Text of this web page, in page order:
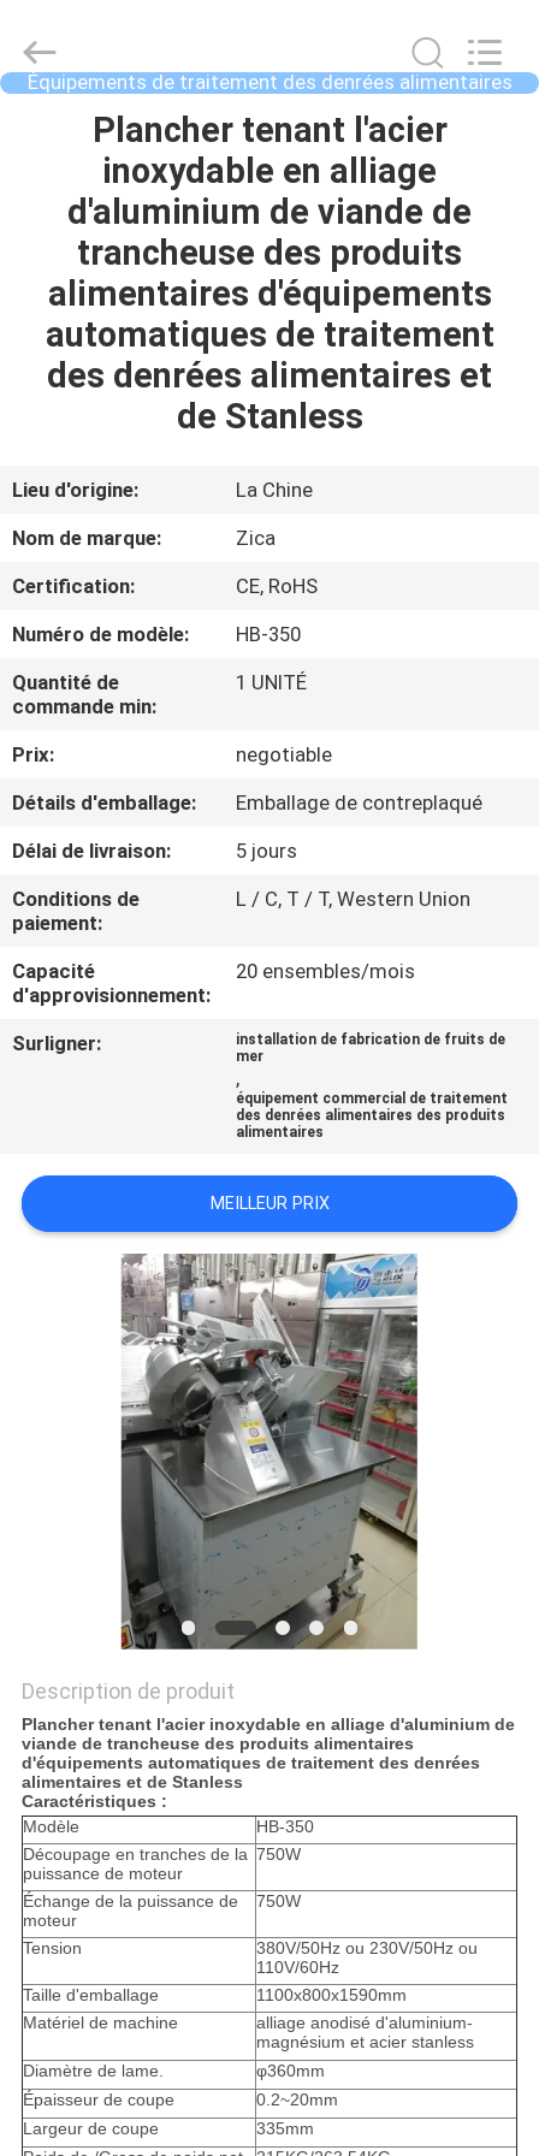
MAISON
PRODUITS
VIDÉOS
SUJET
NOUS
VISITE
D'USINE
CONTRÔLE
DE
QUALITÉ
CONTACTEZ-
CAS
PLAN
DU
PRIVACY
Catering
equipments
limited.
All
Équipements de traitement des denrées alimentaires
des produits alimentaires
Plancher tenant l'acier
inoxydable en alliage
d'aluminium de viande de
trancheuse des produits
alimentaires d'équipements
automatiques de traitement
des denrées alimentaires et
de Stanless
Lieu d'origine:
La Chine
Nom de marque:
Zica
Certification:
CE, RoHS
Numéro de modèle:
HB-350
Quantité de
commande min:
1 UNITÉ
Prix:
negotiable
Détails d'emballage:
Emballage de contreplaqué
Délai de livraison:
5 jours
Conditions de
paiement:
L / C, T / T, Western Union
Capacité
d'approvisionnement:
20 ensembles/mois
Surligner:
installation de fabrication de fruits de
mer
,
équipement commercial de traitement
des denrées alimentaires des produits
alimentaires
MEILLEUR PRIX
Description de produit
Plancher tenant l'acier inoxydable en alliage d'aluminium de
viande de trancheuse des produits alimentaires
d'équipements automatiques de traitement des denrées
alimentaires et de Stanless
Caractéristiques :
Modèle
HB-350
Découpage en tranches de la
puissance de moteur
750W
Échange de la puissance de
moteur
750W
Tension
380V/50Hz ou 230V/50Hz ou
110V/60Hz
Taille d'emballage
1100x800x1590mm
Matériel de machine
alliage anodisé d'aluminium-
magnésium et acier stanless
Diamètre de lame.
φ360mm
Épaisseur de coupe
0.2~20mm
Largeur de coupe
335mm